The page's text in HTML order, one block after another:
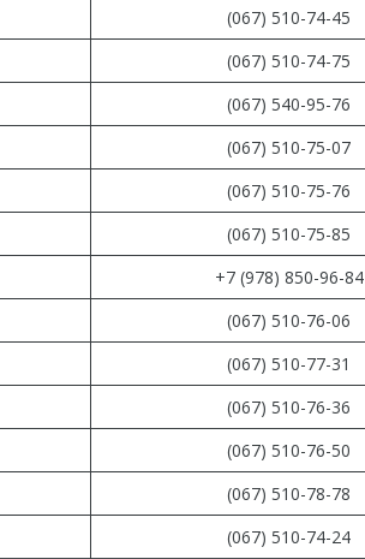
(067) 510-74-45
(067) 510-74-75
(067) 540-95-76
(067) 510-75-07
(067) 510-75-76
(067) 510-75-85
+7 (978) 850-96-84
(067) 510-76-06
(067) 510-77-31
(067) 510-76-36
(067) 510-76-50
(067) 510-78-78
(067) 510-74-24